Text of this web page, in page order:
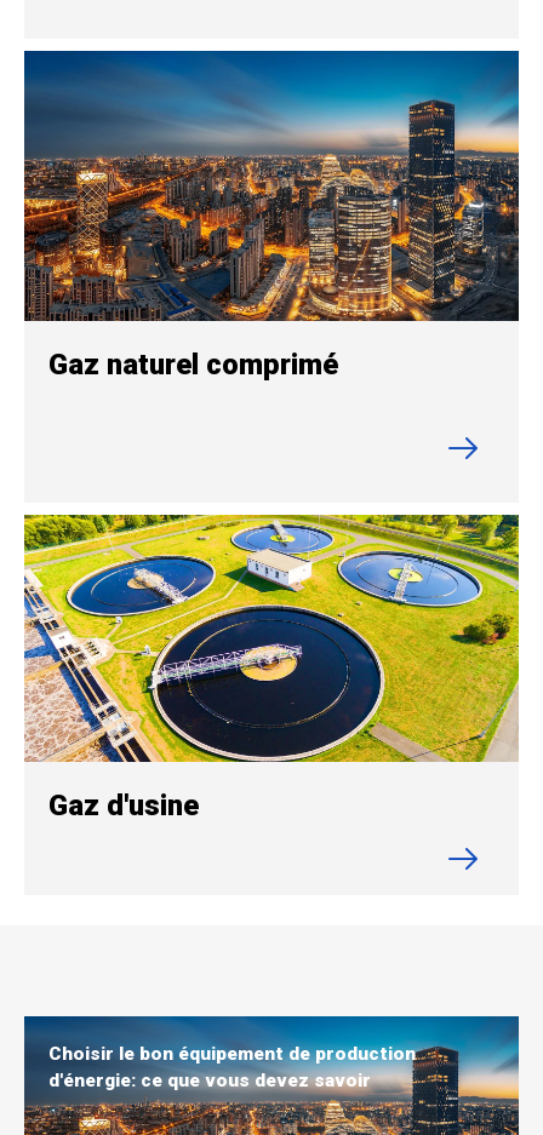
Gaz naturel comprimé
Gaz d'usine
Choisir le bon équipement de production
d'énergie: ce que vous devez savoir